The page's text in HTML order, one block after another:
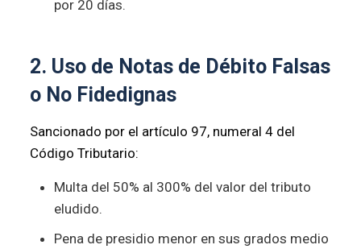
por 20 días.
2. Uso de Notas de Débito Falsas
o No Fidedignas
Sancionado por el artículo 97, numeral 4 del
Código Tributario:
Multa del 50% al 300% del valor del tributo
eludido.
Pena de presidio menor en sus grados medio